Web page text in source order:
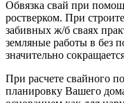
Обвязка свай при
ростверком. При
забивных ж/б сваях
земляные работы в без
значительно
При расчете свайного
планировку Вашего